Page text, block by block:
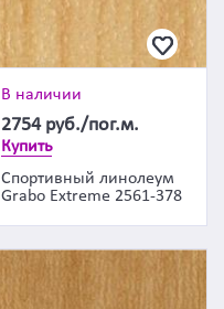
В наличии
2754 руб./пог.м.
Купить
Спортивный линолеум
Grabo Extreme 2561-378